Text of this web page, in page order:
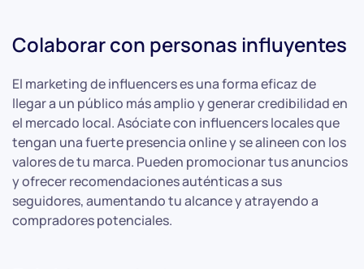
Colaborar con personas influyentes
El marketing de influencers es una forma eficaz de
llegar a un público más amplio y generar credibilidad en
el mercado local. Asóciate con influencers locales que
tengan una fuerte presencia online y se alineen con los
valores de tu marca. Pueden promocionar tus anuncios
y ofrecer recomendaciones auténticas a sus
seguidores, aumentando tu alcance y atrayendo a
compradores potenciales.